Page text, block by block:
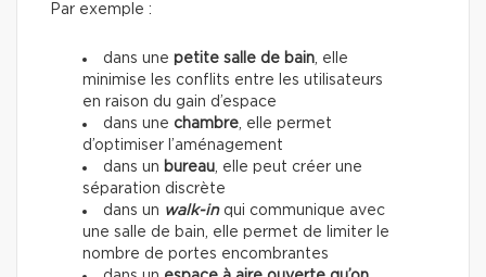
Par exemple :
dans une petite salle de bain , elle
minimise les conflits entre les utilisateurs
en raison du gain d’espace
dans une chambre , elle permet
d’optimiser l’aménagement
dans un bureau , elle peut créer une
séparation discrète
dans un walk-inqui communique avec
une salle de bain, elle permet de limiter le
nombre de portes encombrantes